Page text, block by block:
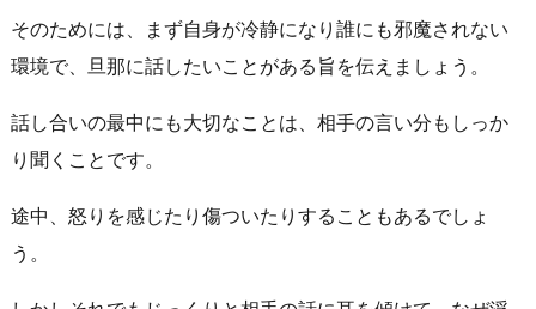
そのためには、まず自身が冷静になり誰にも邪魔されない
環境で、旦那に話したいことがある旨を伝えましょう。
話し合いの最中にも大切なことは、相手の言い分もしっか
り聞くことです。
途中、怒りを感じたり傷ついたりすることもあるでしょ
う。